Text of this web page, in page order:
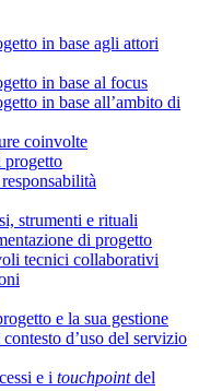
in base agli attori
in base al focus
in base all’ambito di
coinvolte
progetto
strumenti e rituali
di progetto
tecnici collaborativi
e la sua gestione
d’uso del servizio
e i touchpointdel